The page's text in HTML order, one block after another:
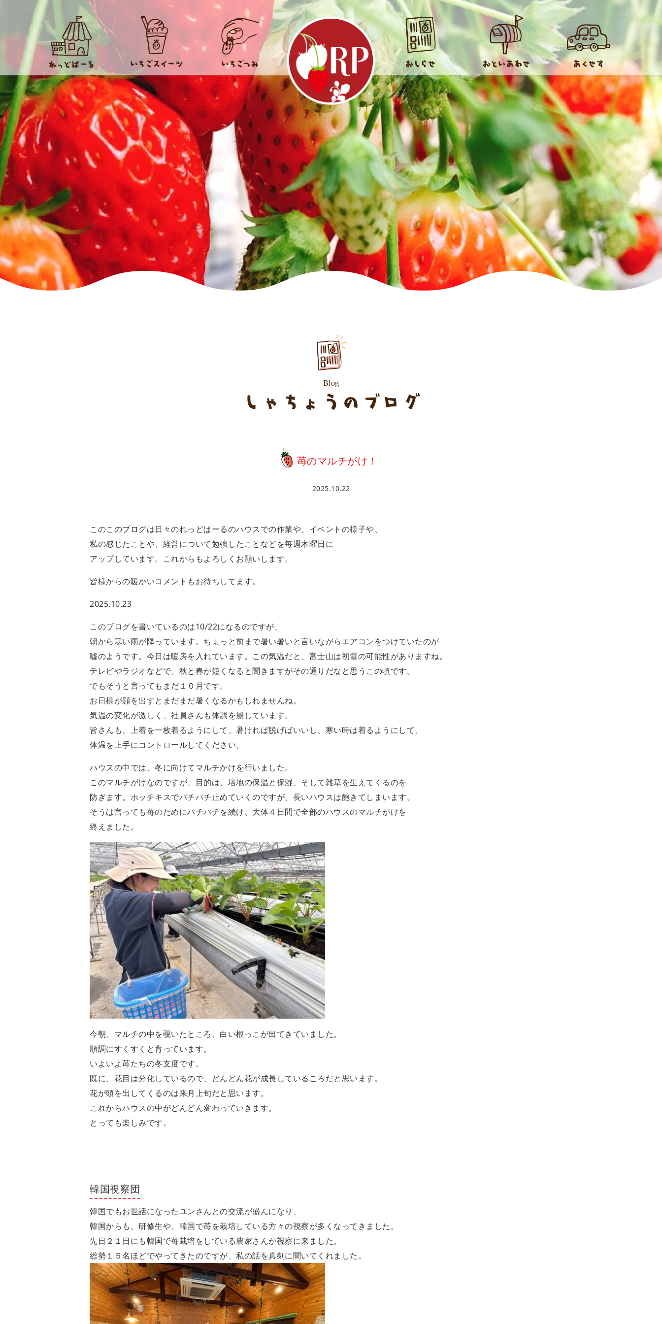
Blog
しゃちょうのブログ
苺のマルチがけ！
2025.10.22
このこのブログは日々のれっどぱーるのハウスでの作業や、イベントの様子や、
私の感じたことや、経営について勉強したことなどを毎週木曜日に
アップしています。これからもよろしくお願いします。
皆様からの暖かいコメントもお待ちしてます。
2025.10.23
このブログを書いているのは10/22になるのですが、
朝から寒い雨が降っています。ちょっと前まで暑い暑いと言いながらエアコンをつけていたのが
嘘のようです。今日は暖房を入れています。この気温だと、富士山は初雪の可能性がありますね。
テレビやラジオなどで、秋と春が短くなると聞きますがその通りだなと思うこの頃です。
でもそうと言ってもまだ１０月です。
お日様が顔を出すとまだまだ暑くなるかもしれませんね。
気温の変化が激しく、社員さんも体調を崩しています。
皆さんも、上着を一枚着るようにして、暑ければ脱げばいいし、寒い時は着るようにして、
体温を上手にコントロールしてください。
ハウスの中では、冬に向けてマルチかけを行いました。
このマルチがけなのですが、目的は、培地の保温と保湿、そして雑草を生えてくるのを
防ぎます。ホッチキスでパチパチ止めていくのですが、長いハウスは飽きてしまいます。
そうは言っても苺のためにパチパチを続け、大体４日間で全部のハウスのマルチがけを
終えました。
今朝、マルチの中を覗いたところ、白い根っこが出てきていました。
順調にすくすくと育っています。
いよいよ苺たちの冬支度です。
既に、花目は分化しているので、どんどん花が成長しているころだと思います。
花が頭を出してくるのは来月上旬だと思います。
これからハウスの中がどんどん変わっていきます。
とっても楽しみです。
韓国視察団
韓国でもお世話になったユンさんとの交流が盛んになり、
韓国からも、研修生や、韓国で苺を栽培している方々の視察が多くなってきました。
先日２１日にも韓国で苺栽培をしている農家さんが視察に来ました。
総勢１５名ほどでやってきたのですが、私の話を真剣に聞いてくれました。